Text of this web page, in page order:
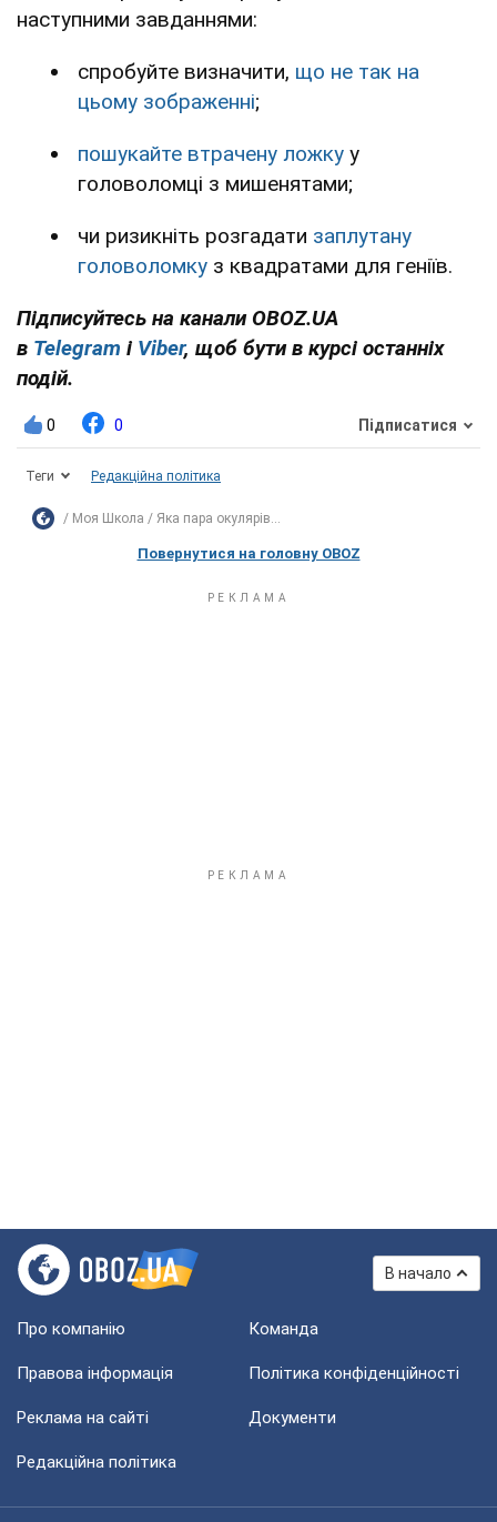
наступними завданнями:
спробуйте визначити, що не так на
цьому зображенні;
пошукайте втрачену ложку у
головоломці з мишенятами;
чи ризикніть розгадати заплутану
головоломку з квадратами для геніїв.
Підписуйтесь на канали OBOZ.UA
в Telegram і Viber, щоб бути в курсі останніх
подій.
0 0 Підписатися
Теги Редакційна політика
Моя Школа Яка пара окулярів...
Повернутися на головну OBOZ
В начало
Про компанію Команда
Правова інформація Політика конфіденційності
Реклама на сайті Документи
Редакційна політика